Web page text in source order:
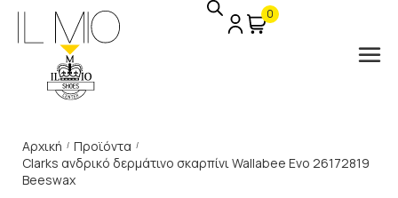
0
Αρχική / Προϊόντα /
Clarks ανδρικό δερμάτινο σκαρπίνι Wallabee Evo 26172819
Beeswax